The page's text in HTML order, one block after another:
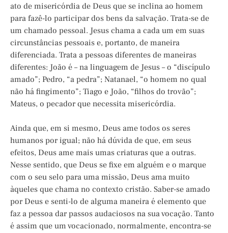
ato de misericórdia de Deus que se inclina ao homem
para fazê-lo participar dos bens da salvação. Trata-se de
um chamado pessoal. Jesus chama a cada um em suas
circunstâncias pessoais e, portanto, de maneira
diferenciada. Trata a pessoas diferentes de maneiras
diferentes: João é – na linguagem de Jesus – o “discípulo
amado”; Pedro, “a pedra”; Natanael, “o homem no qual
não há fingimento”; Tiago e João, “filhos do trovão”;
Mateus, o pecador que necessita misericórdia.
Ainda que, em si mesmo, Deus ame todos os seres
humanos por igual; não há dúvida de que, em seus
efeitos, Deus ame mais umas criaturas que a outras.
Nesse sentido, que Deus se fixe em alguém e o marque
com o seu selo para uma missão, Deus ama muito
àqueles que chama no contexto cristão. Saber-se amado
por Deus e senti-lo de alguma maneira é elemento que
faz a pessoa dar passos audaciosos na sua vocação. Tanto
é assim que um vocacionado, normalmente, encontra-se